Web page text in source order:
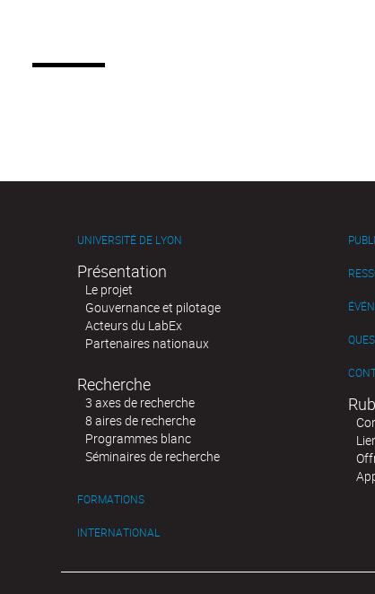
UNIVERSITÉ DE LYON
Présentation
Le projet
Gouvernance et pilotage
Acteurs du LabEx
Partenaires nationaux
Recherche
3 axes de recherche
8 aires de recherche
Programmes blanc
Séminaires de recherche
FORMATIONS
INTERNATIONAL